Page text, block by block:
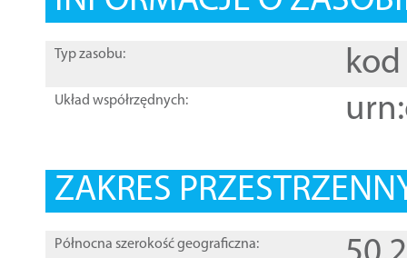
Typ zasobu: kod
Układ współrzędnych:
ZAKRES
Północna szerokość geograficzna: